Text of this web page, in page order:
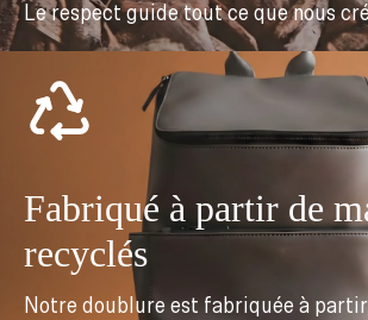
Le respect guide tout ce que nous
Fabriqué à partir de
recyclés
Notre doublure est fabriquée à